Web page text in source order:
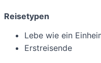
Reisetypen
Lebe wie ein
Erstreisende